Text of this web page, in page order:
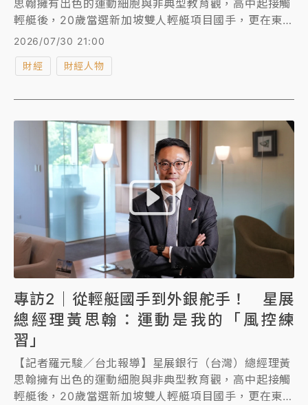
思翰擁有出色的運動細胞與非典型教育觀，高中起接觸
輕艇後，20歲當選新加坡雙人輕艇項目國手，更在東南
亞運動會奪得銀牌。他退役後轉進銀行業，迄今仍維持
《知新聞》專訪時分享他具一定風險承受度的投資比
色，他則開玩笑說只要天氣好，就會幫孩子「請假去衝
浪」，並自然的培養孩子的好奇心與分析能力。
2026/07/30 21:00
財經 財經人物
專訪2｜從輕艇國手到外銀舵手！ 星展
總經理黃思翰：運動是我的「風控練
習」
【記者羅元駿／台北報導】星展銀行（台灣）總經理黃
思翰擁有出色的運動細胞與非典型教育觀，高中起接觸
輕艇後，20歲當選新加坡雙人輕艇項目國手，更在東南